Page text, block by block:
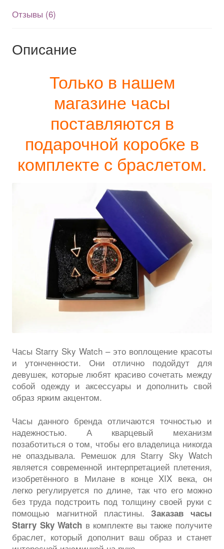
Отзывы (6)
Описание
Только в нашем
магазине часы
поставляются в
подарочной коробке в
комплекте с браслетом.
Часы Starry Sky Watch – это воплощение красоты
и утонченности. Они отлично подойдут для
девушек, которые любят красиво сочетать между
собой одежду и аксессуары и дополнить свой
образ ярким акцентом.
Часы данного бренда отличаются точностью и
надежностью. А кварцевый механизм
позаботиться о том, чтобы его владелица никогда
не опаздывала. Ремешок для Starry Sky Watch
является современной интерпретацией плетения,
изобретённого в Милане в конце XIX века, он
легко регулируется по длине, так что его можно
без труда подстроить под толщину своей руки с
помощью магнитной пластины.Заказав часы
Starry Sky Watch в комплекте вы также получите
браслет, который дополнит ваш образ и станет